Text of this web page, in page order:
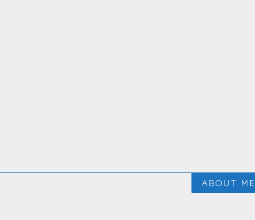
ABOUT ME